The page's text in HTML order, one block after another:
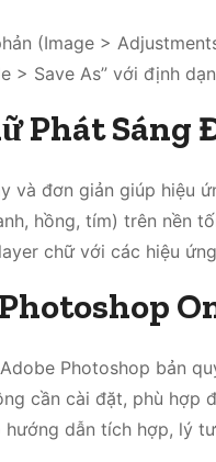
(Image >
> Save As” với định
Phát Sáng
và đơn giản giúp hiệu
hồng, tím) trên nền
chữ với các hiệu
Photoshop bản
cần cài đặt, phù hợp
hướng dẫn tích hợp, lý